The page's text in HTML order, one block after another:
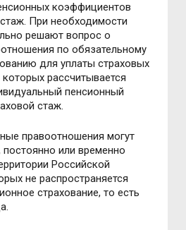
коэффициентов
При необходимости
решают вопрос о
по обязательному
для уплаты страховых
рассчитывается
пенсионный
стаж.
правоотношения могут
постоянно или временно
Российской
не распространяется
страхование, то есть